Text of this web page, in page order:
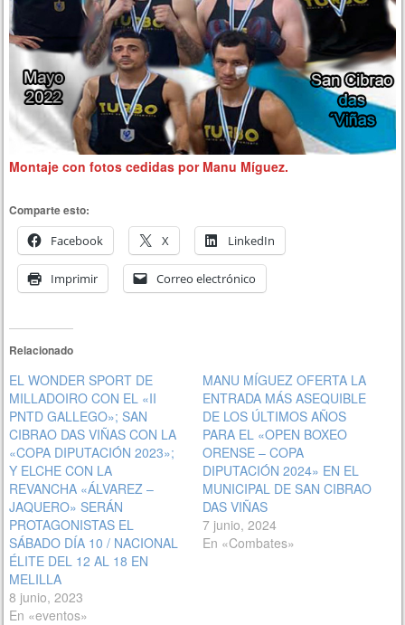
Montaje con fotos cedidas por Manu Míguez.
Comparte esto:
Facebook
X LinkedIn
Imprimir Correo electrónico
Relacionado
EL WONDER SPORT DE
MILLADOIRO CON EL «II
PNTD GALLEGO»; SAN
CIBRAO DAS VIÑAS CON LA
«COPA DIPUTACIÓN 2023»;
Y ELCHE CON LA
REVANCHA «ÁLVAREZ –
JAQUERO» SERÁN
PROTAGONISTAS EL
SÁBADO DÍA 10 / NACIONAL
ÉLITE DEL 12 AL 18 EN
MELILLA
8 junio, 2023
En «eventos»
MANU MÍGUEZ OFERTA LA
ENTRADA MÁS ASEQUIBLE
DE LOS ÚLTIMOS AÑOS
PARA EL «OPEN BOXEO
ORENSE – COPA
DIPUTACIÓN 2024» EN EL
MUNICIPAL DE SAN CIBRAO
DAS VIÑAS
7 junio, 2024
En «Combates»